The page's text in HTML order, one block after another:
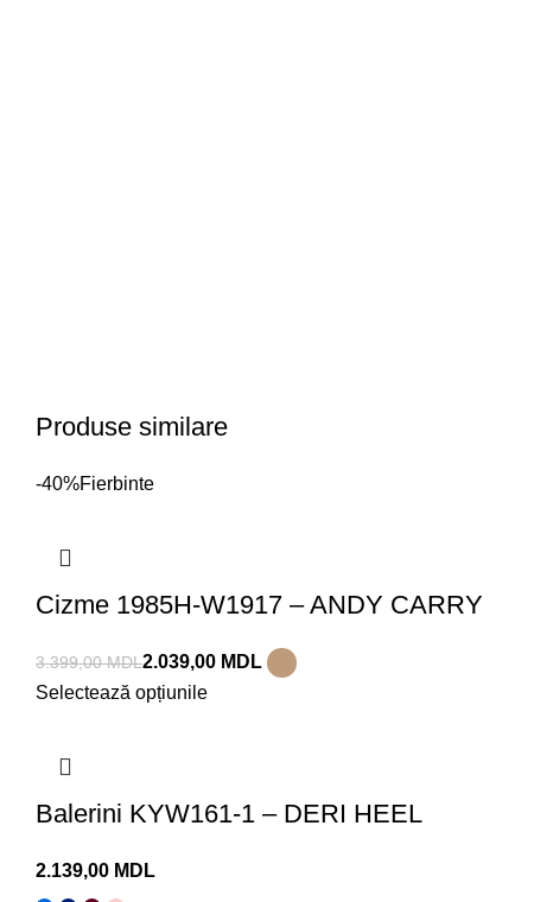
Produse similare
-40%Fierbinte
Cizme 1985H-W1917 – ANDY CARRY
3.399,00MDL2.039,00 MDL
Selectează opțiunile
Balerini KYW161-1 – DERI HEEL
MDL